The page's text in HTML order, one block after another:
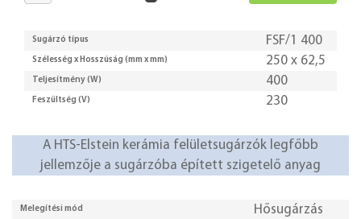
Sugárzó típus FSF/1 400
Szélesség x Hosszúság (mm x mm) 250 x 62,5
Teljesítmény (W) 400
Feszültség (V) 230
A HTS-Elstein kerámia felületsugárzók legfőbb
jellemzője a sugárzóba épített szigetelő anyag
Melegítési mód Hősugárzás